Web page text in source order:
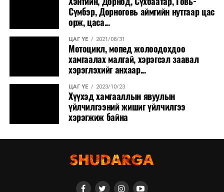
Сүмбэр, Дорноговь аймгийн нутгаар цас
орж, цаса...
ЦАГ ҮЕ 2021/08/31
Мотоцикл, мопед жолоодохдоо
хамгаалах малгай, хэрэгсэл заавал
хэрэглэхийг анхаар...
ЦАГ ҮЕ 2023/10/23
Хүүхэд хамгааллын явуулын
үйлчилгээний жишиг үйлчилгээ
хэрэгжиж байна